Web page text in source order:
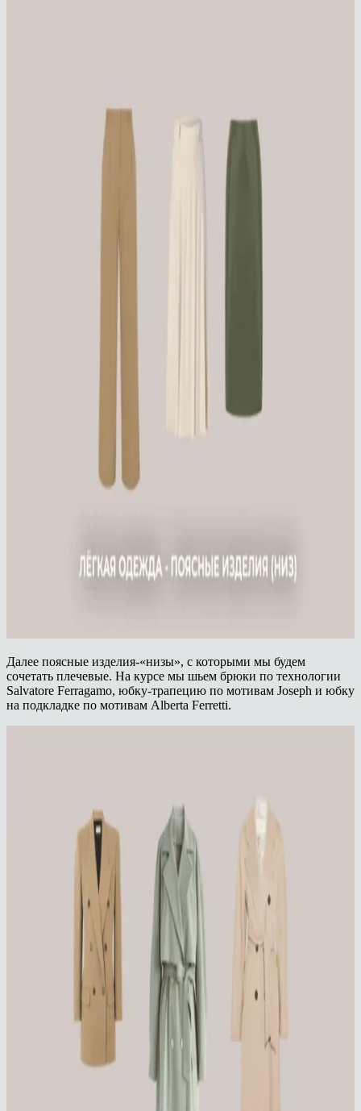
Далее поясные изделия-«низы», с которыми мы будем
сочетать плечевые. На курсе мы шьем брюки по технологии
Salvatore Ferragamo, юбку-трапецию по мотивам Joseph и юбку
на подкладке по мотивам Alberta Ferretti.